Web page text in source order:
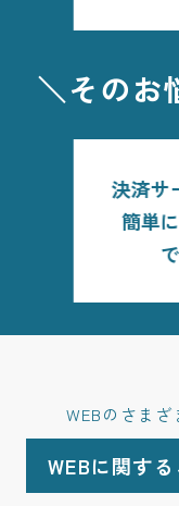
ブ
更
＼そのお
WEBのさまざ
WEBに関す